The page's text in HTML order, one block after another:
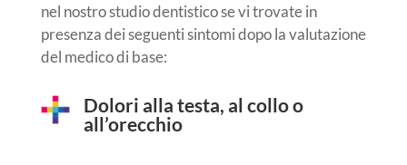
nel nostro studio dentistico se vi trovate in
presenza dei seguenti sintomi dopo la valutazione
del medico di base:
Dolori alla testa, al collo o
all’orecchio